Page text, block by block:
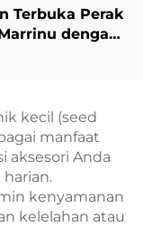
Terbuka Perak
dengan
kecil (seed
manfaat
aksesori Anda
kenyamanan
kelelahan atau